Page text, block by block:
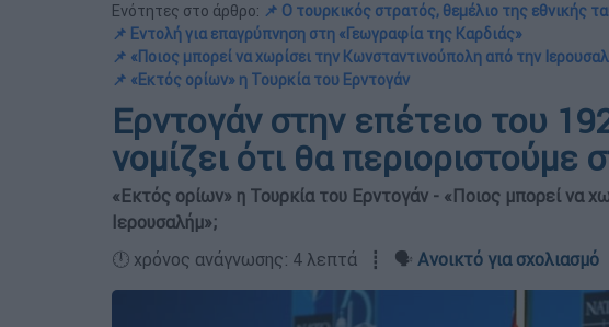
Ενότητες στο άρθρο: 📌 Ο τουρκικός στρατός, θεμέλιο της εθνικής
📌 Εντολή για επαγρύπνηση στη «Γεωγραφία της Καρδιάς»
📌 «Ποιος μπορεί να χωρίσει την Κωνσταντινούπολη από την
📌 «Εκτός ορίων» η Τουρκία του Ερντογάν
Ερντογάν στην επέτειο του
νομίζει ότι θα περιοριστούμε
«Εκτός ορίων» η Τουρκία του Ερντογάν - «Ποιος μπορεί να
Ιερουσαλήμ»;
🕛 χρόνος ανάγνωσης: 4 λεπτά ┋ 🗣️ Ανοικτό για σχολιασμό